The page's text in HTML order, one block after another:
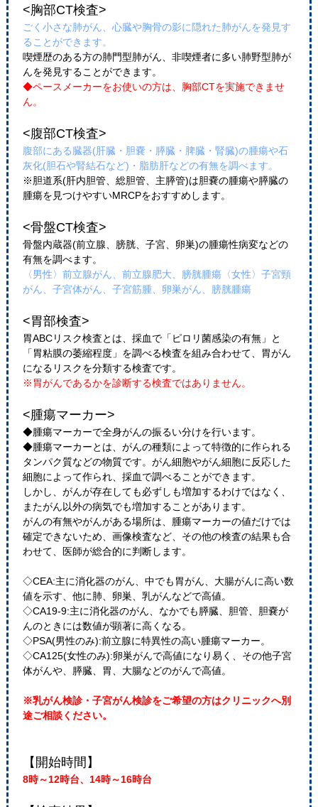
<胸部CT検査>
ごく小さな肺がん、心臓や胸骨の影に隠れた肺がんを発見す
ることができます。
喫煙歴のある方の肺門型肺がん、非喫煙者に多い肺野型肺が
んを発見することができます。
◆ペースメーカーをお使いの方は、胸部CTを実施できませ
ん。
<腹部CT検査>
腹部にある臓器(肝臓・胆嚢・膵臓・脾臓・腎臓)の腫瘍や石
灰化(胆石や腎結石など)・脂肪肝などの有無を調べます。
※胆道系(肝内胆管、総胆管、主膵管)は胆嚢の腫瘍や膵臓の
腫瘍を見つけやすいMRCPをおすすめします。
<骨盤CT検査>
骨盤内蔵器(前立腺、膀胱、子宮、卵巣)の腫瘍性病変などの
有無を調べます。
〈男性〉前立腺がん、前立腺肥大、膀胱腫瘍〈女性〉子宮頸
がん、子宮体がん、子宮筋腫、卵巣がん、膀胱腫瘍
<胃部検査>
胃ABCリスク検査とは、採血で「ピロリ菌感染の有無」と
「胃粘膜の萎縮程度」を調べる検査を組み合わせて、胃がん
になるリスクを分類する検査です。
※胃がんであるかを診断する検査ではありません。
<腫瘍マーカー>
◆腫瘍マーカーで全身がんの振るい分けを行います。
◆腫瘍マーカーとは、がんの種類によって特徴的に作られる
タンパク質などの物質です。がん細胞やがん細胞に反応した
細胞によって作られ、採血で調べることができます。
しかし、がんが存在しても必ずしも増加するわけではなく、
またがん以外の病気でも増加することがあります。
がんの有無やがんがある場所は、腫瘍マーカーの値だけでは
確定できないため、画像検査など、その他の検査の結果も合
わせて、医師が総合的に判断します。
◇CEA:主に消化器のがん、中でも胃がん、大腸がんに高い数
値を示す、他に肺、卵巣、乳がんなどで高値。
◇CA19-9:主に消化器のがん、なかでも膵臓、胆管、胆嚢が
んのときには数値が顕著に高くなる。
◇PSA(男性のみ):前立腺に特異性の高い腫瘍マーカー。
◇CA125(女性のみ):卵巣がんで高値になり易く、その他子宮
体がんや、膵臓、胃、大腸などのがんで高値。
※乳がん検診・子宮がん検診をご希望の方はクリニックへ別
途ご相談ください。
【開始時間】
8時～12時台、14時～16時台